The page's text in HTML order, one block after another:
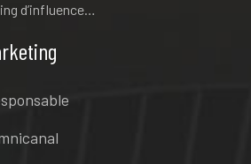
d’influence…